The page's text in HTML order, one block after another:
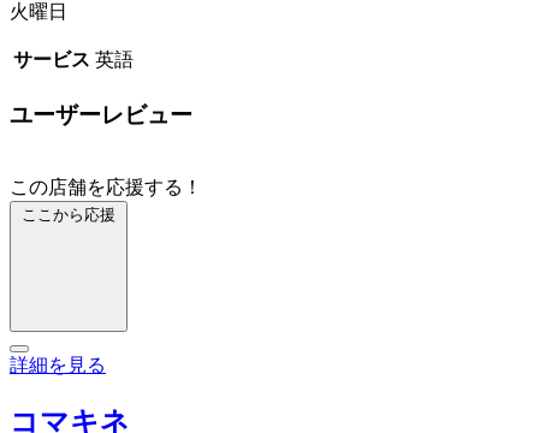
火曜日
サービス 英語
ユーザーレビュー
この店舗を応援する！
ここから応援
詳細を見る
コマキネ